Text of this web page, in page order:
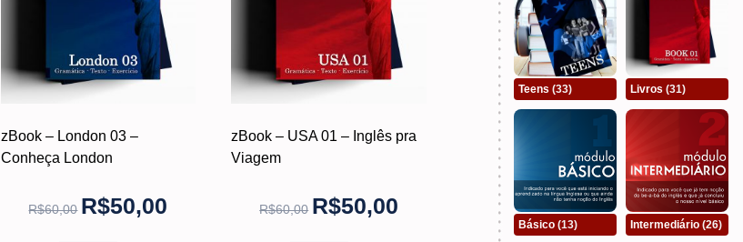
zBook – London 03 –
Conheça London
R$60,00 R$50,00
zBook – USA 01 – Inglês pra
Viagem
R$60,00 R$50,00
Teens (33) Livros (31)
Básico (13) Intermediário (26)